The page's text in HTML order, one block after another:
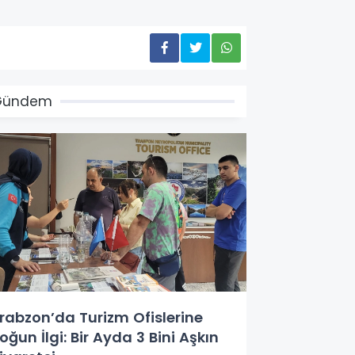
Turizm Ofislerine
İlgi: Bir Ayda 3 Bini Aşkın